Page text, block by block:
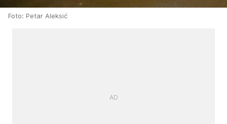
Foto: Petar Aleksić